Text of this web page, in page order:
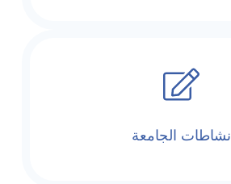
نشاطات الجامعة